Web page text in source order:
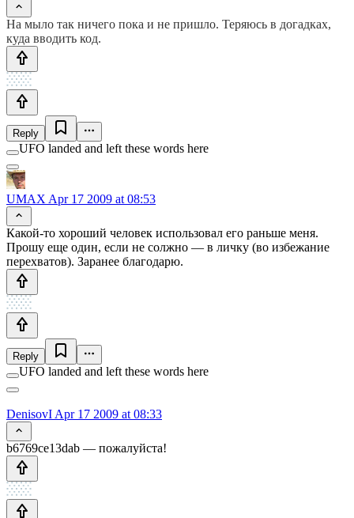
На мыло так ничего пока и не пришло. Теряюсь в догадках,
куда вводить код.
Reply
UFO landed and left these words here
UMAX Apr 17 2009 at 08:53
Какой-то хороший человек использовал его раньше меня.
Прошу еще один, если не солжно — в личку (во избежание
перехватов). Заранее благодарю.
Reply
UFO landed and left these words here
DenisovI Apr 17 2009 at 08:33
b6769ce13dab — пожалуйста!